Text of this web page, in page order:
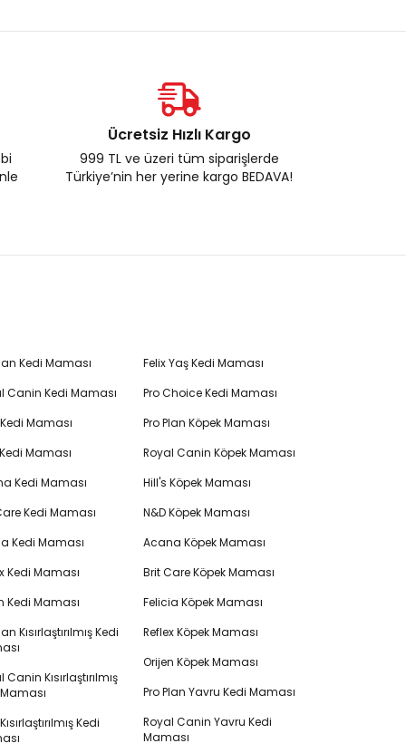
Ücretsiz Hızlı Kargo
999 TL ve üzeri tüm siparişlerde
Türkiye’nin her yerine kargo BEDAVA!
Kedi Maması
Canin Kedi Maması
Maması
Maması
Kedi Maması
Kedi Maması
Kedi Maması
Kedi Maması
Kedi Maması
Kısırlaştırılmış Kedi
Canin Kısırlaştırılmış
Kedi
Felix Yaş Kedi Maması
Pro Choice Kedi Maması
Pro Plan Köpek Maması
Royal Canin Köpek Maması
Hill's Köpek Maması
N&D Köpek Maması
Acana Köpek Maması
Brit Care Köpek Maması
Felicia Köpek Maması
Reflex Köpek Maması
Orijen Köpek Maması
Pro Plan Yavru Kedi Maması
Royal Canin Yavru Kedi
Maması